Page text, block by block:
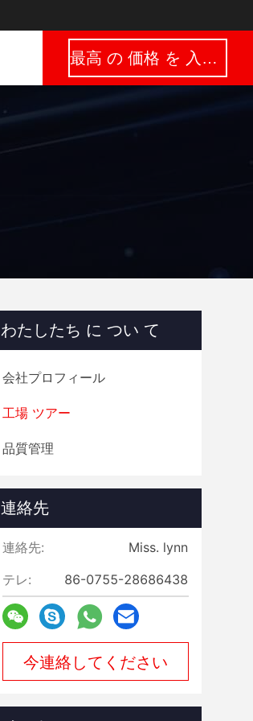
最高 の 価格 を 入手 する
わたしたち に つい て
会社プロフィール
工場 ツアー
品質管理
連絡先
連絡先:
Miss. lynn
テレ:
86-0755-28686438
今連絡してください